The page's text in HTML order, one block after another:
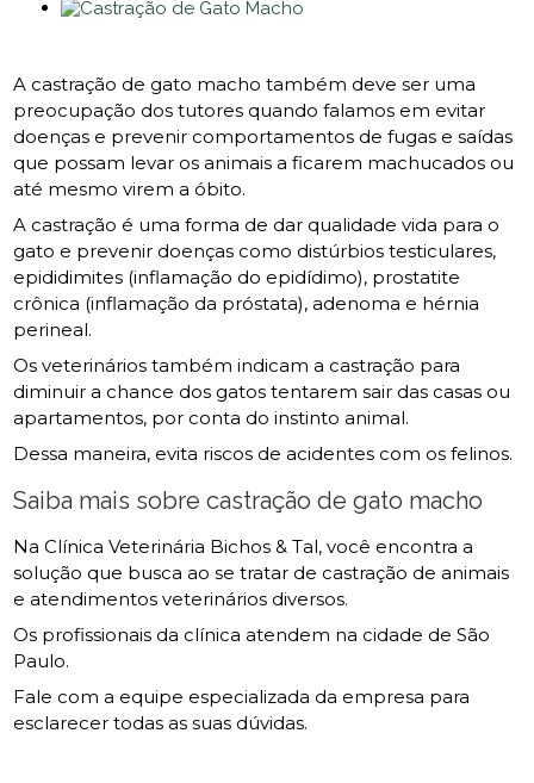
A castração de gato macho também deve ser uma
preocupação dos tutores quando falamos em evitar
doenças e prevenir comportamentos de fugas e saídas
que possam levar os animais a ficarem machucados ou
até mesmo virem a óbito.
A castração é uma forma de dar qualidade vida para o
gato e prevenir doenças como distúrbios testiculares,
epididimites (inflamação do epidídimo), prostatite
crônica (inflamação da próstata), adenoma e hérnia
perineal.
Os veterinários também indicam a castração para
diminuir a chance dos gatos tentarem sair das casas ou
apartamentos, por conta do instinto animal.
Dessa maneira, evita riscos de acidentes com os felinos.
Saiba mais sobre castração de gato macho
Na Clínica Veterinária Bichos & Tal, você encontra a
solução que busca ao se tratar de castração de animais
e atendimentos veterinários diversos.
Os profissionais da clínica atendem na cidade de São
Paulo.
Fale com a equipe especializada da empresa para
esclarecer todas as suas dúvidas.